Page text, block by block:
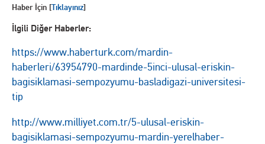
Haber İçin [Tıklayınız]
İlgili Diğer Haberler:
https://www.haberturk.com/mardin-
haberleri/63954790-mardinde-5inci-ulusal-eriskin-
bagisiklamasi-sempozyumu-basladigazi-universitesi-
tip
http://www.milliyet.com.tr/5-ulusal-eriskin-
bagisiklamasi-sempozyumu-mardin-yerelhaber-